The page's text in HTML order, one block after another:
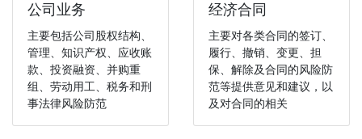
公司业务
主要包括公司股权结构、
管理、知识产权、应收账
款、投资融资、并购重
组、劳动用工、税务和刑
事法律风险防范
经济合同
主要对各类合同的签订、
履行、撤销、变更、担
保、解除及合同的风险防
范等提供意见和建议，以
及对合同的相关